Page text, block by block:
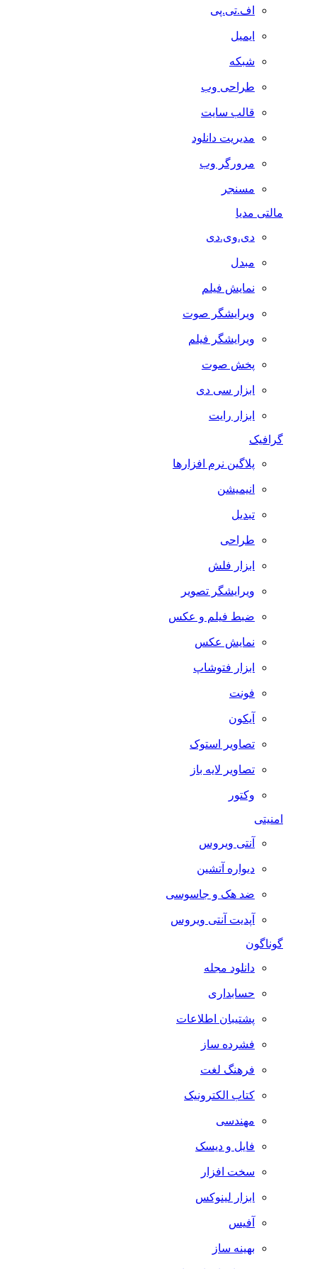
اف.تی.پی
ایمیل
شبکه
طراحی وب
قالب سایت
مدیریت دانلود
مرورگر وب
مسنجر
مالتی مدیا
دی.وی.دی
مبدل
نمایش فیلم
ویرایشگر صوت
ویرایشگر فیلم
پخش صوت
ابزار سی دی
ابزار رایت
گرافیک
پلاگین نرم افزارها
انیمیشن
تبدیل
طراحی
ابزار فلش
ویرایشگر تصویر
ضبط فيلم و عكس
نمایش عکس
ابزار فتوشاپ
فونت
آیکون
تصاویر استوک
تصاویر لایه باز
وکتور
امنیتی
آنتی ویروس
دیواره آتشین
ضد هک و جاسوسی
آپدیت آنتی ویروس
گوناگون
دانلود مجله
حسابداری
پشتیبان اطلاعات
فشرده ساز
فرهنگ لغت
کتاب الکترونیک
مهندسی
فایل و دیسک
سخت افزار
ابزار لینوکس
آفیس
بهینه ساز